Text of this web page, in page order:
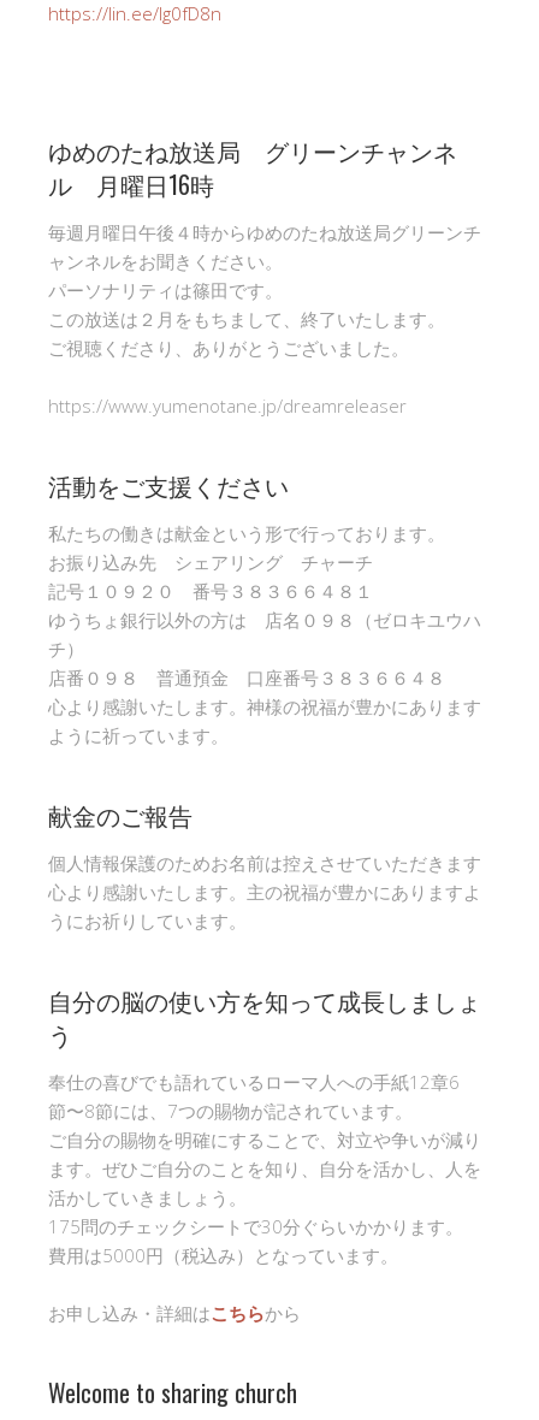
https://lin.ee/Ig0fD8n
ゆめのたね放送局 グリーンチャンネ
ル 月曜日16時
毎週月曜日午後４時からゆめのたね放送局グリーンチ
ャンネルをお聞きください。
パーソナリティは篠田です。
この放送は２月をもちまして、終了いたします。
ご視聴くださり、ありがとうございました。
https://www.yumenotane.jp/dreamreleaser
活動をご支援ください
私たちの働きは献金という形で行っております。
お振り込み先 シェアリング チャーチ
記号１０９２０ 番号３８３６６４８１
ゆうちょ銀行以外の方は 店名０９８（ゼロキユウハ
チ）
店番０９８ 普通預金 口座番号３８３６６４８
心より感謝いたします。神様の祝福が豊かにあります
ように祈っています。
献金のご報告
個人情報保護のためお名前は控えさせていただきます
心より感謝いたします。主の祝福が豊かにありますよ
うにお祈りしています。
自分の脳の使い方を知って成長しましょ
う
奉仕の喜びでも語れているローマ人への手紙12章6
節〜8節には、7つの賜物が記されています。
ご自分の賜物を明確にすることで、対立や争いが減り
ます。ぜひご自分のことを知り、自分を活かし、人を
活かしていきましょう。
175問のチェックシートで30分ぐらいかかります。
費用は5000円（税込み）となっています。
お申し込み・詳細はこちらから
Welcome to sharing church